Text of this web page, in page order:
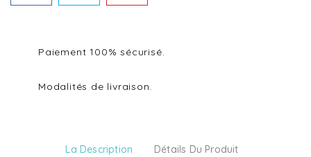
Paiement 100% sécurisé.
Modalités de livraison.
La Description Détails Du Produit